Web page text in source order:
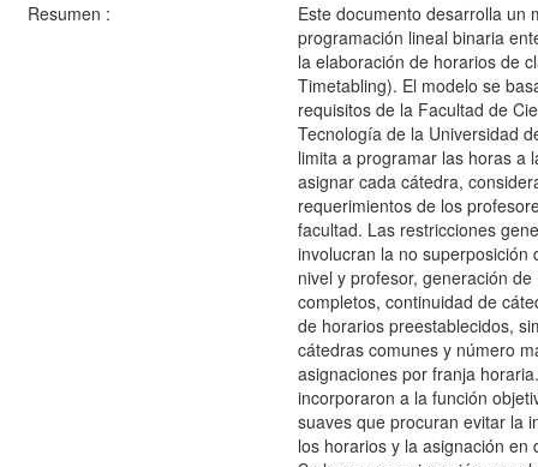
Resumen :
Este documento desarrolla un
programación lineal binaria
la elaboración de horarios de
Timetabling). El modelo se
requisitos de la Facultad de
Tecnología de la Universidad
limita a programar las horas a
asignar cada cátedra,
requerimientos de los
facultad. Las restricciones
involucran la no superposición
nivel y profesor, generación
completos, continuidad de
de horarios preestablecidos,
cátedras comunes y número
asignaciones por franja
incorporaron a la función
suaves que procuran evitar la
los horarios y la asignación en